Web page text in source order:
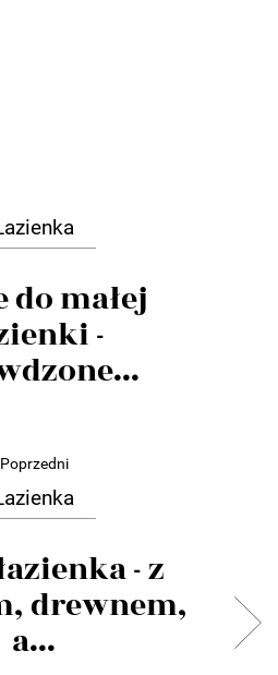
do małej
-
Poprzedni
- z
drewnem,
a...